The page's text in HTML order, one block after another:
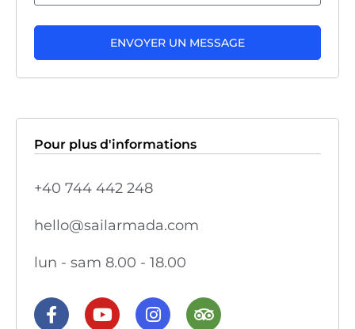
ENVOYER UN MESSAGE
Pour plus d'informations
+40 744 442 248
hello@sailarmada.com
lun - sam 8.00 - 18.00